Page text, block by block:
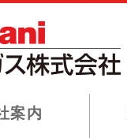
案内